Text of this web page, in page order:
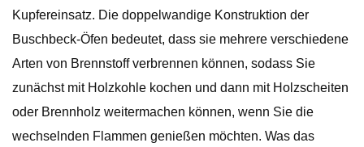
Kupfereinsatz. Die doppelwandige Konstruktion der
Buschbeck-Öfen bedeutet, dass sie mehrere verschiedene
Arten von Brennstoff verbrennen können, sodass Sie
zunächst mit Holzkohle kochen und dann mit Holzscheiten
oder Brennholz weitermachen können, wenn Sie die
wechselnden Flammen genießen möchten. Was das